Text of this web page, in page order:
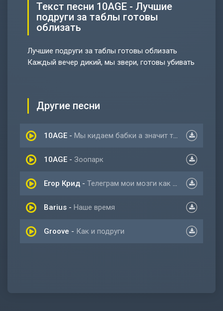
Текст песни 10AGE - Лучшие
подруги за таблы готовы
облизать
Лучшие подруги за таблы готовы облизать
Каждый вечер дикий, мы звери, готовы убивать
Другие песни
10AGE - Мы кидаем бабки а значит танцуем на костях
10AGE - Зоопарк
Егор Крид - Телеграм мои мозги как все ваши подруги
Barius - Наше время
Groove - Как и подруги